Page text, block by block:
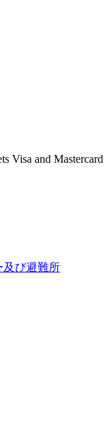
Visa and Mastercard
及び避難所